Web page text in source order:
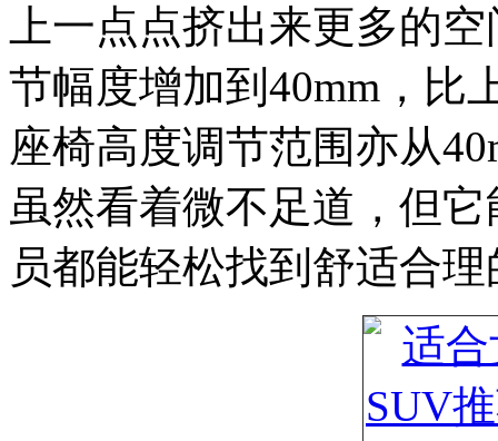
上一点点挤出来更多的
节幅度增加到40mm，比
座椅高度调节范围亦从
虽然看着微不足道，但
员都能轻松找到舒适合